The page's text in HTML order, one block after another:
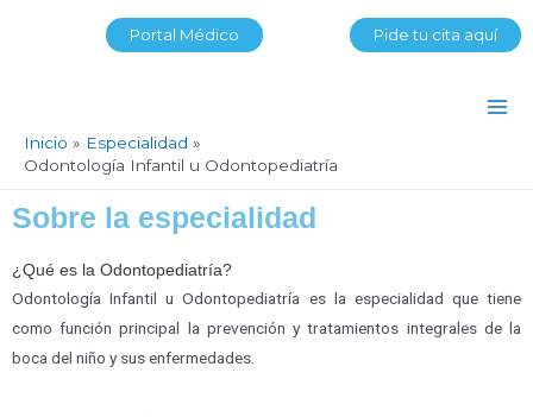
Portal Médico Pide tu cita aquí
Inicio
Especialidad
Odontología Infantil u Odontopediatría
Sobre la especialidad
¿Qué es la Odontopediatría?
Odontología Infantil u Odontopediatría es la especialidad que tiene
como función principal la prevención y tratamientos integrales de la
boca del niño y sus enfermedades.